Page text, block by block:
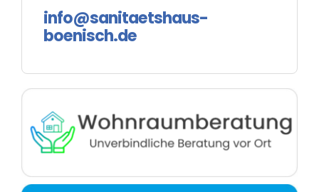
info@sanitaetshaus-
boenisch.de